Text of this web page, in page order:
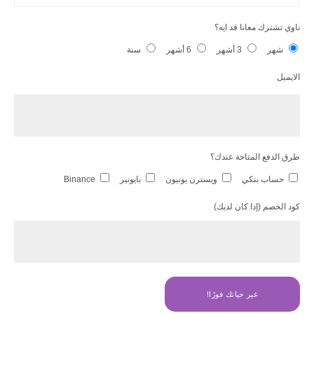
ناوي تشترك معانا قد ايه؟
شهر 3 أشهر 6 أشهر سنة
الايميل
طرق الدفع المتاحة عندك؟
حساب بنكي ويسترن يونيون بايونير Binance
كود الخصم (إذا كان لديك)